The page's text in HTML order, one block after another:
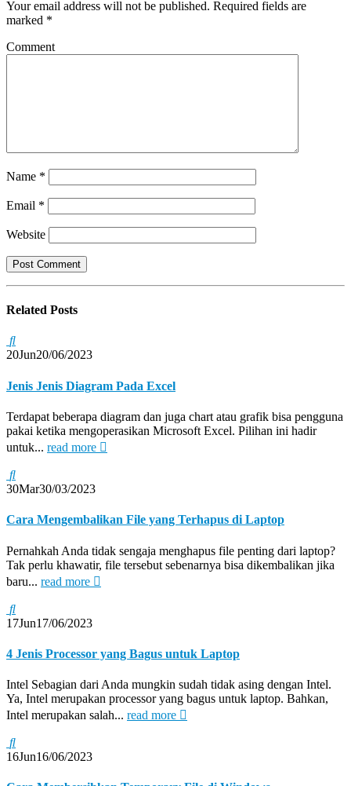
Your email address will not be published. Required fields are
marked *
Comment
Name *
Email *
Website
Related Posts
20Jun20/06/2023
Jenis Jenis Diagram Pada Excel
Terdapat beberapa diagram dan juga chart atau grafik bisa pengguna
pakai ketika mengoperasikan Microsoft Excel. Pilihan ini hadir
untuk... read more
30Mar30/03/2023
Cara Mengembalikan File yang Terhapus di Laptop
Pernahkah Anda tidak sengaja menghapus file penting dari laptop?
Tak perlu khawatir, file tersebut sebenarnya bisa dikembalikan jika
baru... read more
17Jun17/06/2023
4 Jenis Processor yang Bagus untuk Laptop
Intel Sebagian dari Anda mungkin sudah tidak asing dengan Intel.
Ya, Intel merupakan processor yang bagus untuk laptop. Bahkan,
Intel merupakan salah... read more
16Jun16/06/2023